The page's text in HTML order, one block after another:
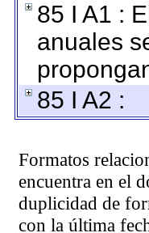
85 I A1 :
anuales
85 I A2 :
Formatos
encuentra en el
duplicidad de
con la última